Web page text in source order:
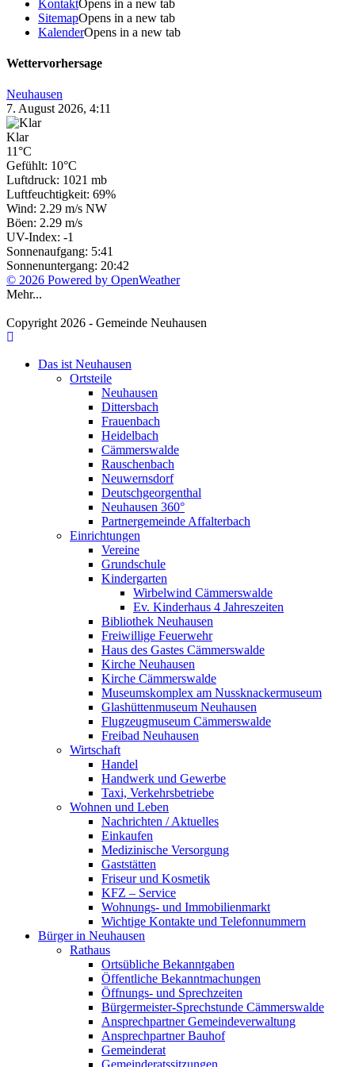
KontaktOpens in a new tab
SitemapOpens in a new tab
KalenderOpens in a new tab
Wettervorhersage
Neuhausen
7. August 2026, 4:11
Klar
11°C
Gefühlt: 10°C
Luftdruck: 1021 mb
Luftfeuchtigkeit: 69%
Wind: 2.29 m/s NW
Böen: 2.29 m/s
UV-Index: -1
Sonnenaufgang: 5:41
Sonnenuntergang: 20:42
© 2026 Powered by OpenWeather
Mehr...
Copyright 2026 - Gemeinde Neuhausen
Das ist Neuhausen
Ortsteile
Neuhausen
Dittersbach
Frauenbach
Heidelbach
Cämmerswalde
Rauschenbach
Neuwernsdorf
Deutschgeorgenthal
Neuhausen 360°
Partnergemeinde Affalterbach
Einrichtungen
Vereine
Grundschule
Kindergarten
Wirbelwind Cämmerswalde
Ev. Kinderhaus 4 Jahreszeiten
Bibliothek Neuhausen
Freiwillige Feuerwehr
Haus des Gastes Cämmerswalde
Kirche Neuhausen
Kirche Cämmerswalde
Museumskomplex am Nussknackermuseum
Glashüttenmuseum Neuhausen
Flugzeugmuseum Cämmerswalde
Freibad Neuhausen
Wirtschaft
Handel
Handwerk und Gewerbe
Taxi, Verkehrsbetriebe
Wohnen und Leben
Nachrichten / Aktuelles
Einkaufen
Medizinische Versorgung
Gaststätten
Friseur und Kosmetik
KFZ – Service
Wohnungs- und Immobilienmarkt
Wichtige Kontakte und Telefonnummern
Bürger in Neuhausen
Rathaus
Ortsübliche Bekanntgaben
Öffentliche Bekanntmachungen
Öffnungs- und Sprechzeiten
Bürgermeister-Sprechstunde Cämmerswalde
Ansprechpartner Gemeindeverwaltung
Ansprechpartner Bauhof
Gemeinderat